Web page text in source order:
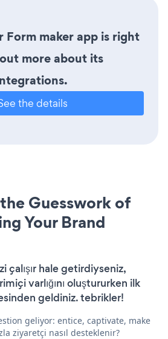
Form maker app is right
more about its
the details
Guesswork of
Your Brand
çalışır hale getirdiyseniz,
varlığını oluştururken ilk
geldiniz. tebrikler!
geliyor: entice, captivate, make
ziyaretçi nasıl desteklenir?